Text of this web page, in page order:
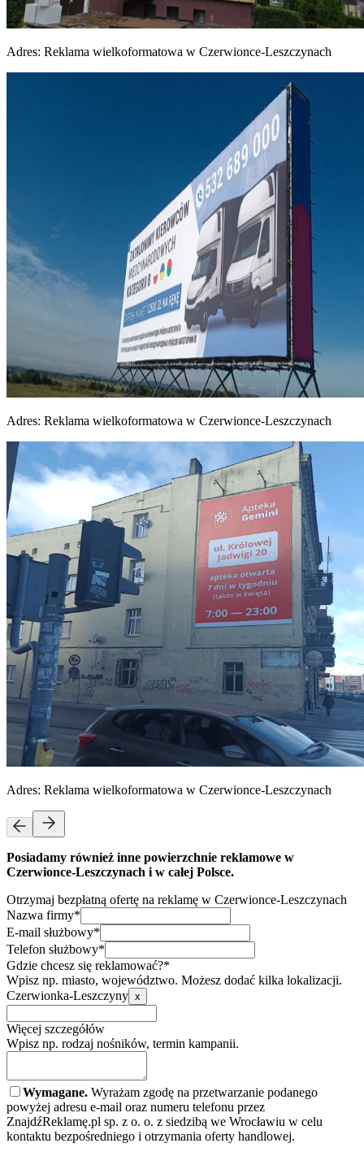
Adres: Reklama wielkoformatowa w Czerwionce-Leszczynach
Adres: Reklama wielkoformatowa w Czerwionce-Leszczynach
Adres: Reklama wielkoformatowa w Czerwionce-Leszczynach
Posiadamy również inne powierzchnie reklamowe w
Czerwionce-Leszczynach i w całej Polsce.
Otrzymaj bezpłatną ofertę na reklamę w Czerwionce-Leszczynach
Nazwa firmy*
E-mail służbowy*
Telefon służbowy*
Gdzie chcesz się reklamować?*
Wpisz np. miasto, województwo. Możesz dodać kilka lokalizacji.
Czerwionka-Leszczyny x
Więcej szczegółów
Wpisz np. rodzaj nośników, termin kampanii.
Wymagane. Wyrażam zgodę na przetwarzanie podanego
powyżej adresu e-mail oraz numeru telefonu przez
ZnajdźReklamę.pl sp. z o. o. z siedzibą we Wrocławiu w celu
kontaktu bezpośredniego i otrzymania oferty handlowej.